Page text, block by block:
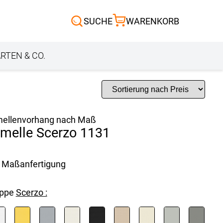
SUCHE WARENKORB
Scheibengardinen
& CO.
nach Maß
Scerzo 1131
Maßanfertigung
Scerzo :